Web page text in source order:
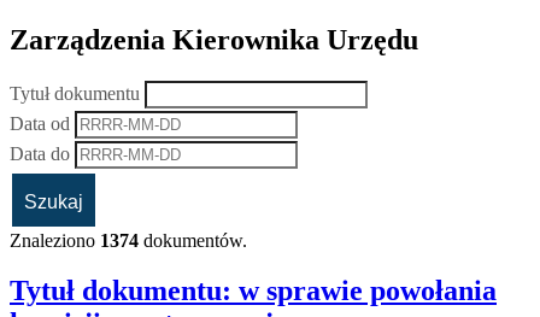
Zarządzenia Kierownika Urzędu
Tytuł dokumentu
Data od
Data do
Znaleziono 1374 dokumentów.
Tytuł dokumentu: w sprawie powołania